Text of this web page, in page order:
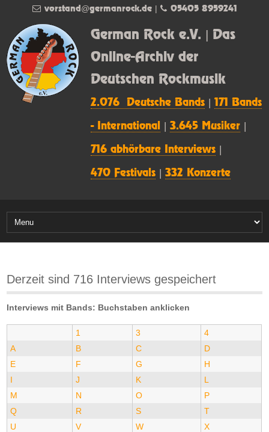
German Rock e.V. | Das
Online-Archiv der
Deutschen Rockmusik
2.076 Deutsche Bands |171 Bands
- International |3.645 Musiker
716 abhörbare Interviews
470 Festivals |332 Konzerte
vorstand@germanrock.de| 05405 8959241
Derzeit sind 716 Interviews gespeichert
Interviews mit Bands: Buchstaben anklicken
1 3
4
A
B C
D
E
F G
H
I
J K
L
M
N O
P
Q
R S
T
U
V W
X